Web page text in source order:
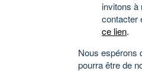
invitons à
contacter
ce lien.
Nous espérons
pourra être de